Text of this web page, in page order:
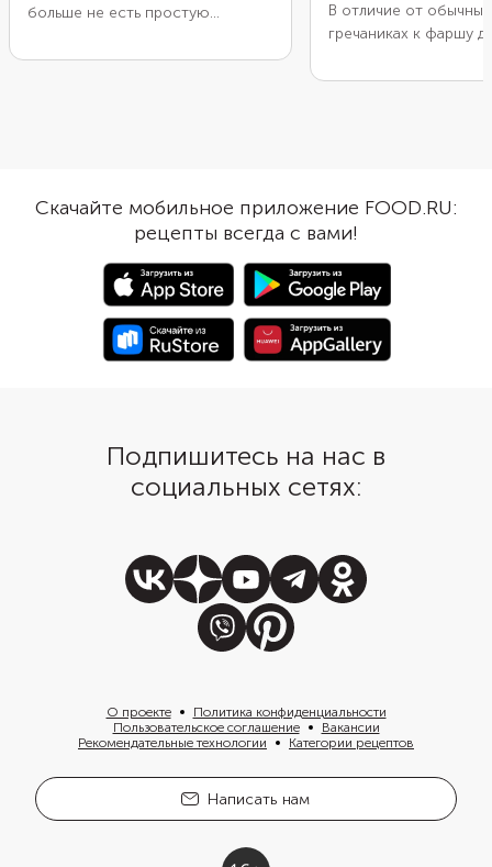
больше не есть простую
готовить из нее интересные
пасты, но он хорошо сочетается
и с крупой. Гречка получается
кремообразной с легкой ноткой
чеснока и кислинкой томатов.
В отличие от обычных
гречаниках к фаршу
блюдо получится
получатся еще
Скачайте мобильное приложение FOOD.RU:
рецепты всегда с вами!
Подпишитесь на нас в
социальных сетях:
О проекте
Политика конфиденциальности
Пользовательское соглашение
Вакансии
Рекомендательные технологии
Категории рецептов
Написать нам